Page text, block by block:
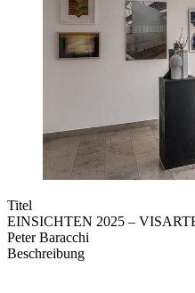
Titel
EINSICHTEN 2025 –
Peter Baracchi
Beschreibung